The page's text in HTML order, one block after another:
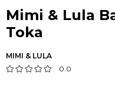
Mimi & Lula
Toka
MIMI & LULA
0.0